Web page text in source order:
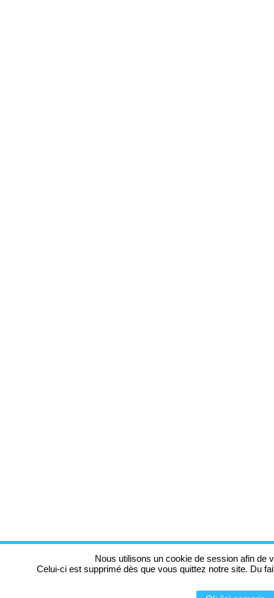
Nous utilisons un cookie de session afin de
Celui-ci est supprimé dès que vous quittez notre site. Du